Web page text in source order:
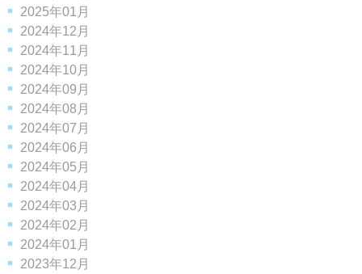
2025年01月
2024年12月
2024年11月
2024年10月
2024年09月
2024年08月
2024年07月
2024年06月
2024年05月
2024年04月
2024年03月
2024年02月
2024年01月
2023年12月